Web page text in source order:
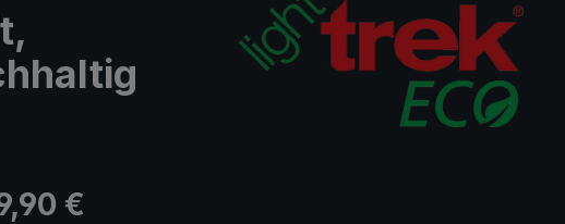
Preis:
€